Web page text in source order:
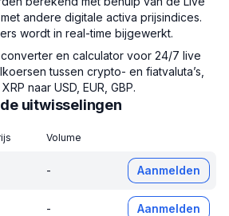
andere digitale activa prijsindices.
wordt in real-time bijgewerkt.
en calculator voor 24/7 live
tussen crypto- en fiatvaluta’s,
naar USD, EUR, GBP.
uitwisselingen
Volume
- Aanmelden
- Aanmelden